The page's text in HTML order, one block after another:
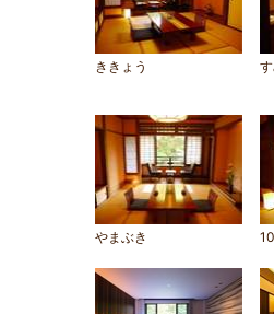
ききょう
やまぶき